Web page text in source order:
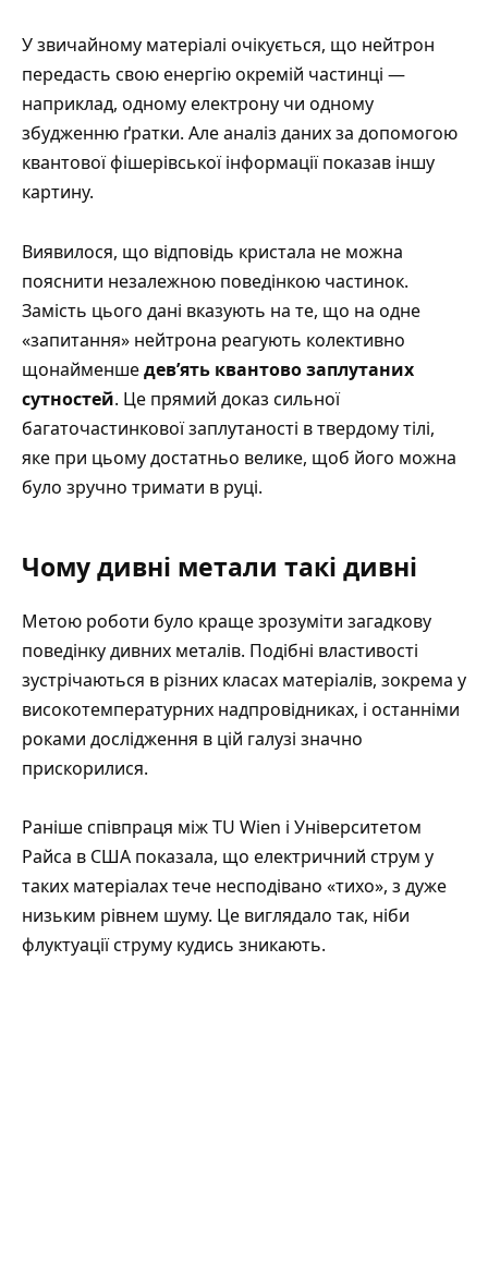
У звичайному матеріалі очікується, що нейтрон
передасть свою енергію окремій частинці —
наприклад, одному електрону чи одному
збудженню ґратки. Але аналіз даних за допомогою
квантової фішерівської інформації показав іншу
картину.
Виявилося, що відповідь кристала не можна
пояснити незалежною поведінкою частинок.
Замість цього дані вказують на те, що на одне
«запитання» нейтрона реагують колективно
щонайменшедев’ять квантово заплутаних
сутностей. Це прямий доказ сильної
багаточастинкової заплутаності в твердому тілі,
яке при цьому достатньо велике, щоб його можна
було зручно тримати в руці.
Чому дивні метали такі дивні
Метою роботи було краще зрозуміти загадкову
поведінку дивних металів. Подібні властивості
зустрічаються в різних класах матеріалів, зокрема у
високотемпературних надпровідниках, і останніми
роками дослідження в цій галузі значно
прискорилися.
Раніше співпраця між TU Wien і Університетом
Райса в США показала, що електричний струм у
таких матеріалах тече несподівано «тихо», з дуже
низьким рівнем шуму. Це виглядало так, ніби
флуктуації струму кудись зникають.